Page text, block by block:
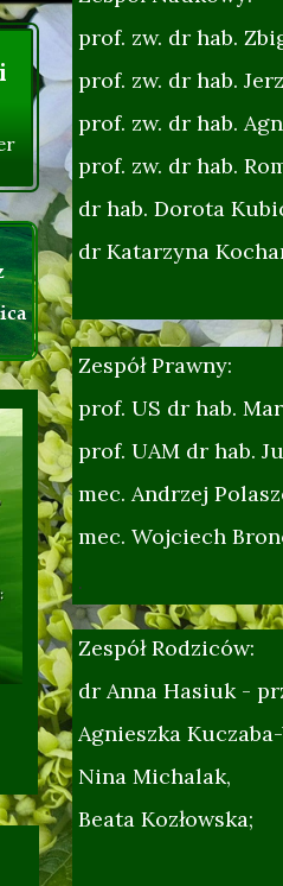
Zespół Rodziców:
dr Anna Hasiuk -
Agnieszka
Nina Michalak,
Beata Kozłowska;
Zespół Prawny:
prof. US dr hab.
prof. UAM dr hab.
mec. Andrzej
mec. Wojciech
.
prof. zw. dr hab.
prof. zw. dr hab.
prof. zw. dr hab.
prof. zw. dr hab.
dr hab. Dorota
dr Katarzyna
:)